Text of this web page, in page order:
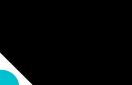
картой. После
на email с
отправим заказ,
с трек-номером для
Введите
заказа.
его в